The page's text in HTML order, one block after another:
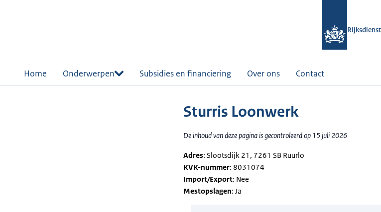
Home Onderwerpen Subsidies en financiering Over ons Contact
Sturris Loonwerk
De inhoud van deze pagina is gecontroleerd op 15 juli 2026
Adres: Slootsdijk 21, 7261 SB Ruurlo
KVK-nummer: 8031074
Import/Export: Nee
Mestopslagen: Ja